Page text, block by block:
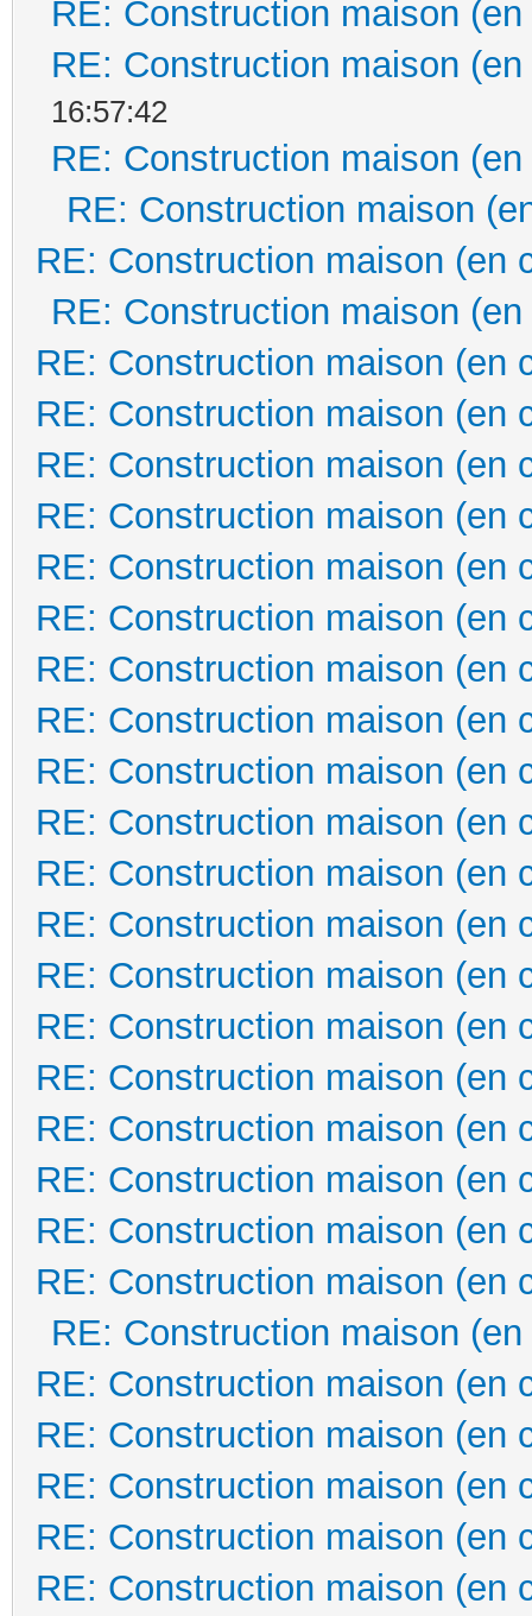
RE: Construction maison
RE: Construction maison
16:57:42
RE: Construction maison
RE: Construction maison
RE: Construction maison (en
RE: Construction maison
RE: Construction maison (en
RE: Construction maison (en
RE: Construction maison (en
RE: Construction maison (en
RE: Construction maison (en
RE: Construction maison (en
RE: Construction maison (en
RE: Construction maison (en
RE: Construction maison (en
RE: Construction maison (en
RE: Construction maison (en
RE: Construction maison (en
RE: Construction maison (en
RE: Construction maison (en
RE: Construction maison (en
RE: Construction maison (en
RE: Construction maison (en
RE: Construction maison (en
RE: Construction maison (en
RE: Construction maison
RE: Construction maison (en
RE: Construction maison (en
RE: Construction maison (en
RE: Construction maison (en
RE: Construction maison (en